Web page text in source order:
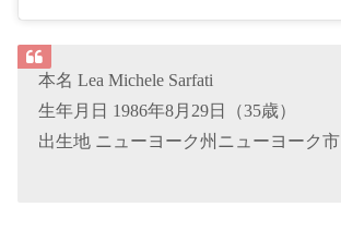
本名 Lea Michele Sarfati
生年月日 1986年8月29日（35歳）
出生地 ニューヨーク州ニューヨーク市